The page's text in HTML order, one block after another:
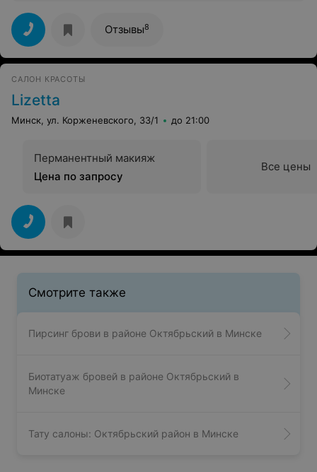
тату и есть с чем сравнивать. Подсказали что у них
есть кабинет косметологии, записалась на процедуру
и осталась довольна на столько, что продолжаю
ходить курсом.
Отзывы8
САЛОН КРАСОТЫ
Lizetta
Минск, ул. Корженевского, 33/1 до 21:00
Перманентный макияж
Цена по запросу
Все цены
Смотрите также
Пирсинг брови в районе Октябрьский в Минске
Биотатуаж бровей в районе Октябрьский в
Минске
Тату салоны: Октябрьский район в Минске